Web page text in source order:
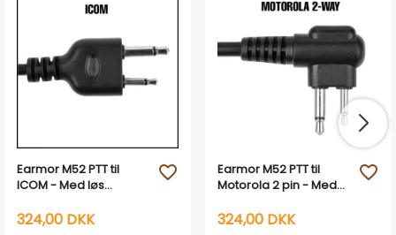
Earmor M52 PTT til
ICOM - Med løs
324,00 DKK
favorite_outline
Earmor M52 PTT til
Motorola 2 pin - Med
324,00 DKK
favorite_outline